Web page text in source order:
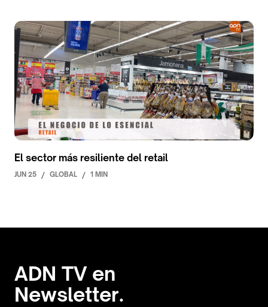
El sector más resiliente del retail
JUN 25 / GLOBAL / 1 MIN
ADN TV en
Newsletter.